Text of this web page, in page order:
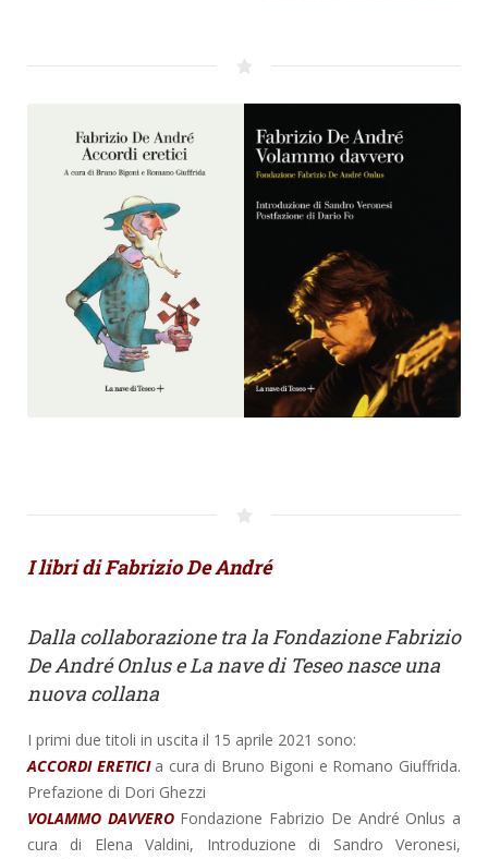
I libri di Fabrizio De André
Dalla collaborazione tra la Fondazione Fabrizio
De André Onlus e La nave di Teseo nasce una
nuova collana
I primi due titoli in uscita il 15 aprile 2021 sono:
ACCORDI ERETICIa cura di Bruno Bigoni e Romano Giuffrida.
Prefazione di Dori Ghezzi
VOLAMMO DAVVEROFondazione Fabrizio De André Onlus a
cura di Elena Valdini, Introduzione di Sandro Veronesi,